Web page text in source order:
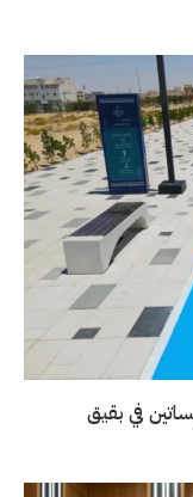
في بقيق